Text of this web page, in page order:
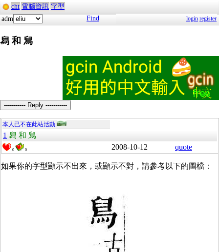
cht 電腦資訊 字型
adm
Find login register
舄 和 舃
----------- Reply -----------
本人已不在此站活動
1 舄 和 舃
0 0 2008-10-12 quote
如果你的字型顯示不出來，或顯示不對，請參考以下的圖檔：